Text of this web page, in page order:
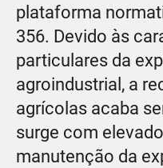
plataforma
356. Devido às
particulares da
agroindustrial, a
agrícolas acaba
surge com
manutenção da